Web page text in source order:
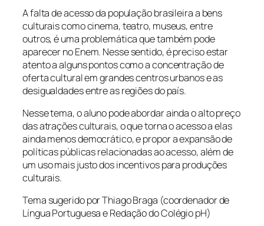
A falta de acesso da população brasileira a bens
culturais como cinema, teatro, museus, entre
outros, é uma problemática que também pode
aparecer no Enem. Nesse sentido, é preciso estar
atento a alguns pontos como a concentração de
oferta cultural em grandes centros urbanos e as
desigualdades entre as regiões do país.
Nesse tema, o aluno pode abordar ainda o alto preço
das atrações culturais, o que torna o acesso a elas
ainda menos democrático, e propor a expansão de
políticas públicas relacionadas ao acesso, além de
um uso mais justo dos incentivos para produções
culturais.
Tema sugerido por Thiago Braga (coordenador de
Língua Portuguesa e Redação do Colégio pH)